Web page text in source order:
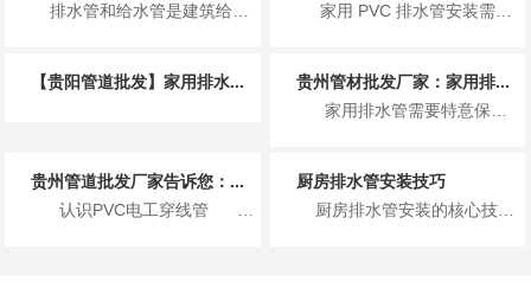
排水管和给水管是建筑给排水系统的核心管材，二者因服务场景、介质特性不同，在用途上有着明确且严...
家用 PVC 排水管安装需遵循 规范操作、防漏防堵、适配环境 三大核心原则，核心...
【贵阳管道批发】家用排水...
贵州管材批发厂家：家用排...
家用排水管需要特意保养，适当的保养可以延长排水管的使用寿命，保持排水顺畅，避免...
贵州管道批发厂家告诉您：...
认识PVC电工穿线管 首先，咱们得了...
厨房排水管安装技巧
厨房排水管安装的核心技巧包括：进行排水检查、进行管路分析、准确弹线定位、合理安装施工以及安装...